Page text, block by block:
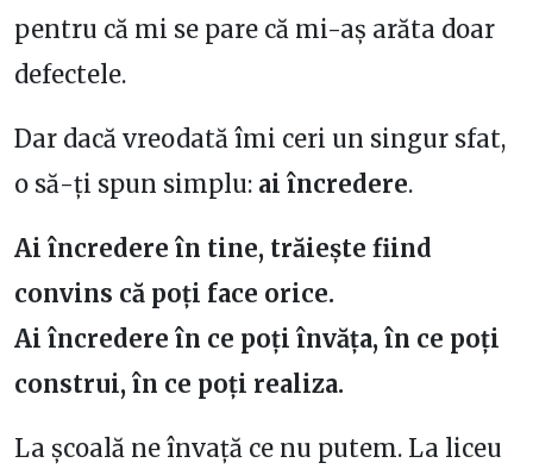
pentru că mi se pare că mi-aș arăta doar
defectele.
Dar dacă vreodată îmi ceri un singur sfat,
o să-ți spun simplu: ai încredere.
Ai încredere în tine, trăiește fiind
convins că poți face orice.
Ai încredere în ce poți învăța, în ce poți
construi, în ce poți realiza.
La școală ne învață ce nu putem. La liceu